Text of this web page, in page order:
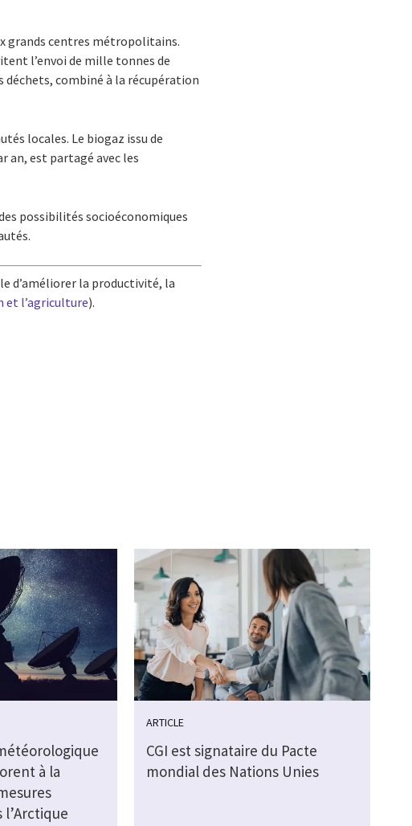
grands centres métropolitains.
l’envoi de mille tonnes de
déchets, combiné à la récupération
locales. Le biogaz issu de
an, est partagé avec les
possibilités socioéconomiques
d’améliorer la productivité, la
et l’agriculture).
à la
ARTICLE
CGI est signataire du Pacte
mondial des Nations Unies